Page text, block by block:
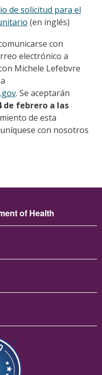
de solicitud para el
(en inglés)
con
electrónico a
Michele Lefebvre
. Se aceptarán
de febrero a las
de esta
con nosotros
of Health